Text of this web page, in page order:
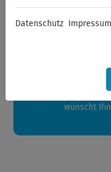
zwischen
Ihre Bestellungen
wünscht
Datenschutz Impressum